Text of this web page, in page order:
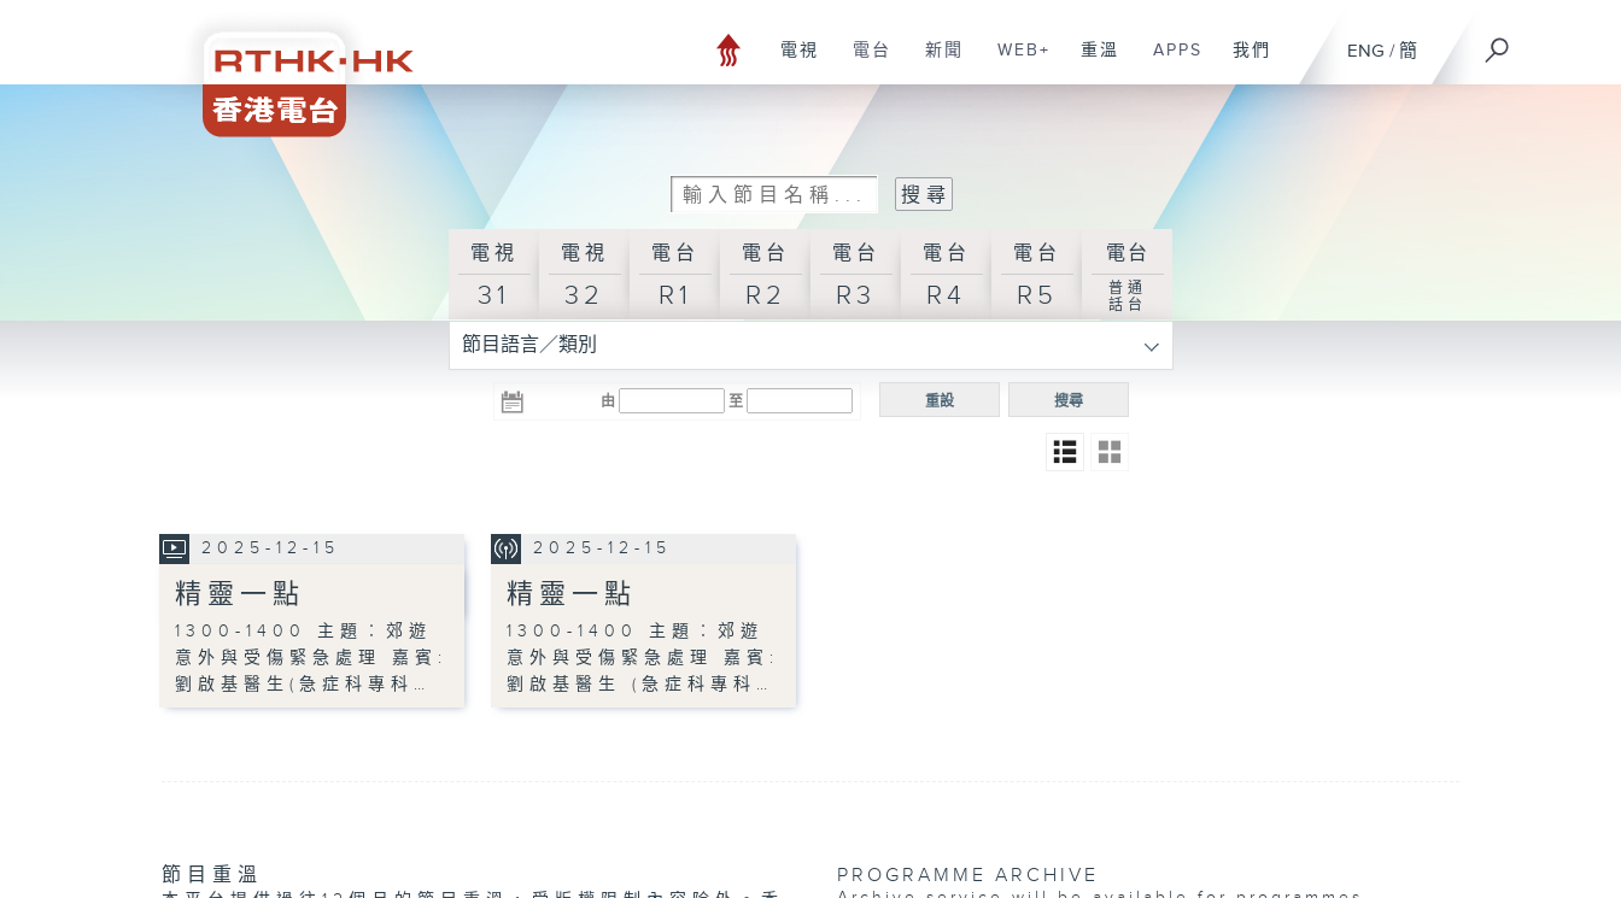
ENG / 簡
電視 電台 新聞 WEB+ 重溫 APPS 我們
電視
31
電視
32
電台
R1
電台
R2
電台
R3
電台
R4
電台
R5
電台
普通
話台
節目語言／類別
由 至 搜尋
重設
2025-12-15
精靈一點
1300-1400 主題︰郊遊
意外與受傷緊急處理 嘉賓:
劉啟基醫生(急症科專科…
2025-12-15
精靈一點
1300-1400 主題︰郊遊
意外與受傷緊急處理 嘉賓:
劉啟基醫生 (急症科專科…
節目重溫 PROGRAMME ARCHIVE